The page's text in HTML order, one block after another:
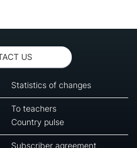
US
Statistics of changes
To teachers
Country pulse
Subscriber agreement